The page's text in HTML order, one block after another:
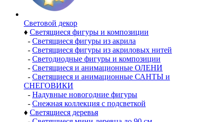
Световой декор
♦ Светящиеся фигуры и композиции
- Светящиеся фигуры из акрила
- Светящиеся фигуры из акриловых нитей
- Светодиодные фигуры и композиции
- Светящиеся и анимационные ОЛЕНИ
- Светящиеся и анимационные САНТЫ и
СНЕГОВИКИ
- Надувные новогодние фигуры
- Снежная коллекция с подсветкой
♦ Светящиеся деревья